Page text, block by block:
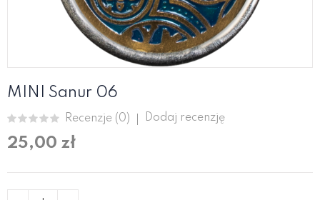
MINI Sanur 06
Recenzje (0) Dodaj recenzję
25,00 zł